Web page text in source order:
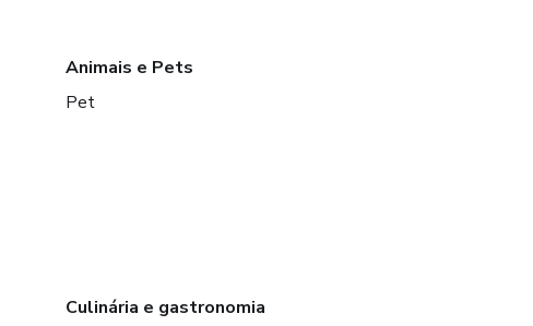
Animais e Pets
Pet
Culinária e gastronomia